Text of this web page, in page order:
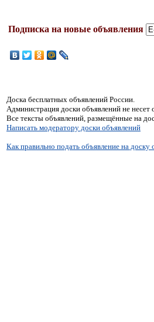
Подписка на новые объявления
Доска бесплатных объявлений России.
Администрация доски объявлений не несет
Все тексты объявлений, размещённые на
Написать модератору доски объявлений
Как правильно подать объявление на доску